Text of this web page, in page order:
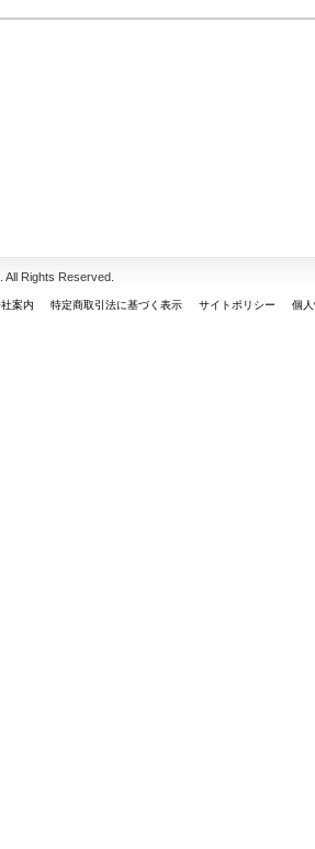
Rights Reserved.
案内 特定商取引法に基づく表示 サイトポリシー 個